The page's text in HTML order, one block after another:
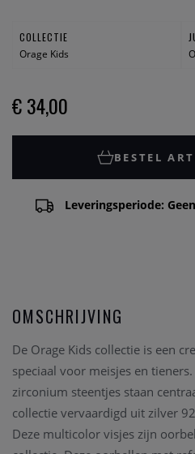
COLLECTIE
Orage Kids
€ 34,00
BESTEL
Leveringsperiode:
OMSCHRIJVING
De Orage Kids collectie is een
speciaal voor meisjes en
zirconium steentjes staan
collectie vervaardigd uit zilver
Deze multicolor visjes zijn